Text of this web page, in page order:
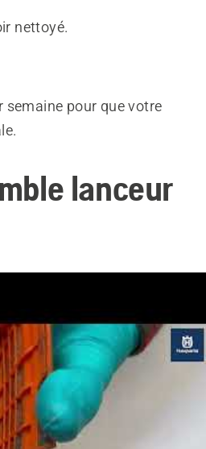
nettoyé.
pour que votre
lanceur